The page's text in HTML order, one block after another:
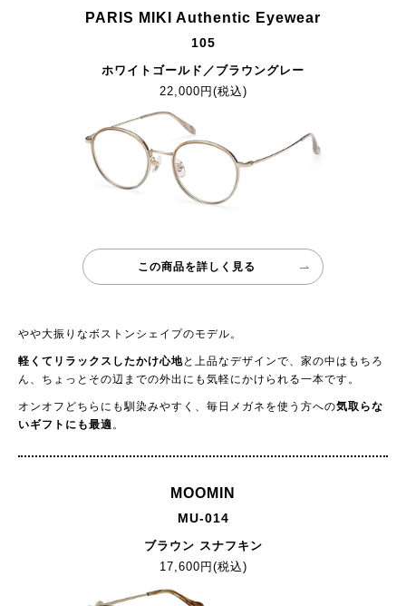
PARIS MIKI Authentic Eyewear
105
ホワイトゴールド／ブラウングレー
22,000円(税込)
この商品を詳しく見る
やや大振りなボストンシェイプのモデル。
軽くてリラックスしたかけ心地と上品なデザインで、家の中はもちろ
ん、ちょっとその辺までの外出にも気軽にかけられる一本です。
オンオフどちらにも馴染みやすく、毎日メガネを使う方への気取らな
いギフトにも最適 。
MOOMIN
MU-014
ブラウン スナフキン
17,600円(税込)